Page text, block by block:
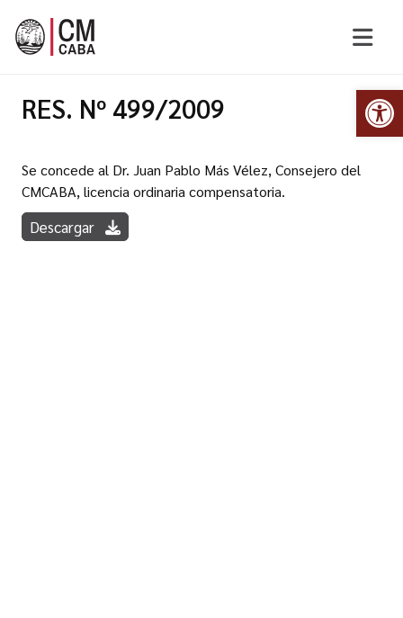
RES. Nº 499/2009
Se concede al Dr. Juan Pablo Más Vélez, Consejero del
CMCABA, licencia ordinaria compensatoria.
Descargar